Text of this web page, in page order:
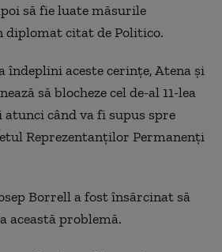
să fie luate măsurile
diplomat citat de Politico.
îndeplini aceste cerințe, Atena și
să blocheze cel de-al 11-lea
când va fi supus spre
Reprezentanților Permanenți
Borrell a fost însărcinat să
această problemă.